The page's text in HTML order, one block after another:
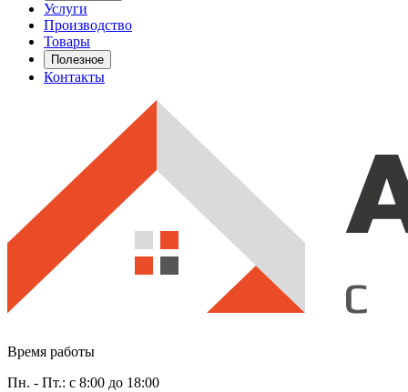
Услуги
Производство
Товары
Полезное
Контакты
Время работы
Пн. - Пт.: с 8:00 до 18:00